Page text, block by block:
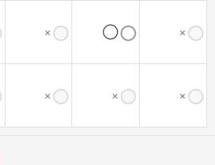
× ◯ ×
× × ×